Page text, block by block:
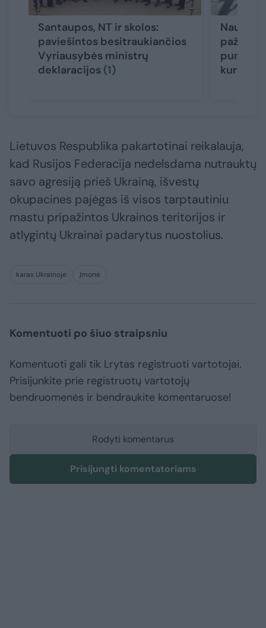
Santaupos, NT ir skolos:
paviešintos besitraukiančios
Vyriausybės ministrų
deklaracijos (1)
Naujoji
punktų,
kur ims
Lietuvos Respublika pakartotinai reikalauja,
kad Rusijos Federacija nedelsdama nutrauktų
savo agresiją prieš Ukrainą, išvestų
okupacines pajėgas iš visos tarptautiniu
mastu pripažintos Ukrainos teritorijos ir
atlygintų Ukrainai padarytus nuostolius.
karas Ukrainoje Įmonė
Komentuoti po šiuo straipsniu
Komentuoti gali tik Lrytas registruoti vartotojai.
Prisijunkite prie registruotų vartotojų
bendruomenės ir bendraukite komentaruose!
Rodyti komentarus
Prisijungti komentatoriams